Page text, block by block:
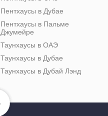
Пентхаусы в Дубае
Пентхаусы в Пальме
Джумейре
Таунхаусы в ОАЭ
Таунхаусы в Дубае
Таунхаусы в Дубай Лэнд